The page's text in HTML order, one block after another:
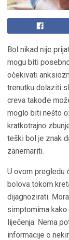
Bol nikad nije
mogu biti
očekivati
trenutku dolaziti
creva takođe
moglo biti nešto
kratkotrajno
teški bol je znak
zanemariti.
U ovom pregledu
bolova tokom
dijagnozirati.
simptomima
liječenja. Nema
informacije o